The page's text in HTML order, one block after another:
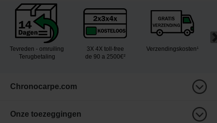
Tevreden - omruiling
Terugbetaling
3X 4X toll-free
de 90 a 2500€²
Verzendingskosten¹
Chronocarpe.com
Onze toezeggingen